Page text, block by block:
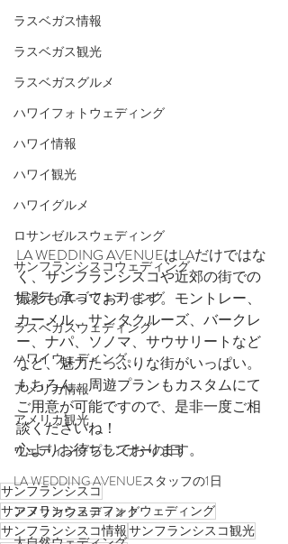
ラスベガス情報
ラスベガス観光
ラスベガスグルメ
ハワイフォトウェディング
ハワイ情報
ハワイ観光
ハワイグルメ
ロサンゼルスウェディング
サンフランシスコウェディング
サンディエゴウェディング
ラスベガスウェディング
ハワイウェディング
アメリカ情報
アメリカ観光
ウェディングプランナーの1日
LA WEDDING AVENUEスタッフの1日
アメリカウェディング
LA WEDDING AVENUEはLAだけではな
く、サンフランシスコや近郊の街での
撮影も承っております。モントレー、
カーメル、サンタクルーズ、バークレ
ー、ナパ、ソノマ、サウサリートなど
など、魅力たっぷりな街がいっぱい。
もちろん、周遊プランもカスタムにて
ご用意が可能ですので、是非一度ご相
談くださいね！
心よりお待ちしております。
サンフランシスコ
サンフランシスコフォトウェディング
サンフランシスコ情報サンフランシスコ観光